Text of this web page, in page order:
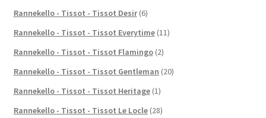
Rannekello - Tissot - Tissot Desir (6)
Rannekello - Tissot - Tissot Everytime (11)
Rannekello - Tissot - Tissot Flamingo (2)
Rannekello - Tissot - Tissot Gentleman (20)
Rannekello - Tissot - Tissot Heritage (1)
Rannekello - Tissot - Tissot Le Locle (28)